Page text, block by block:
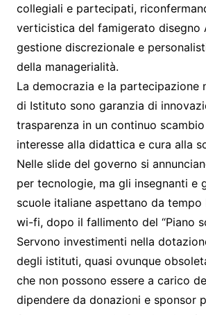
collegiali e partecipati,
verticistica del famigerato disegno
gestione discrezionale e
della managerialità.
La democrazia e la partecipazione
di Istituto sono garanzia di
trasparenza in un continuo
interesse alla didattica e cura alla
Nelle slide del governo si
per tecnologie, ma gli insegnanti e
scuole italiane aspettano da tempo
wi-fi, dopo il fallimento del “Piano
Servono investimenti nella
degli istituti, quasi ovunque
che non possono essere a carico
dipendere da donazioni e sponsor